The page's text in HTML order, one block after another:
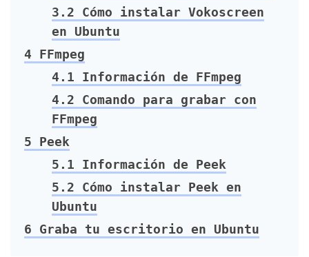
3.2 Cómo instalar Vokoscreen
en Ubuntu
4 FFmpeg
4.1 Información de FFmpeg
4.2 Comando para grabar con
FFmpeg
5 Peek
5.1 Información de Peek
5.2 Cómo instalar Peek en
Ubuntu
6 Graba tu escritorio en Ubuntu